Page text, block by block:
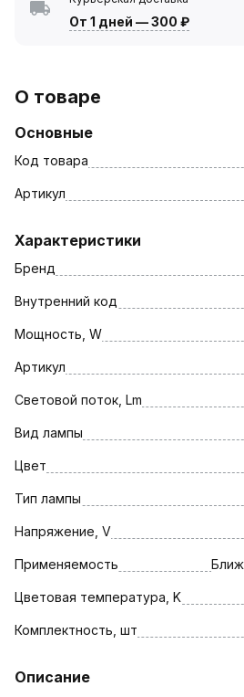
От 1 дней —300 ₽
О товаре
Основные
Код товара
Артикул
Характеристики
Бренд
Внутренний код
Мощность, W
Артикул
Световой поток, Lm
Вид лампы
Цвет
Тип лампы
Напряжение, V
Применяемость
Цветовая температура, K
Комплектность, шт
Описание